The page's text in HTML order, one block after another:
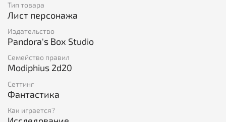
Доктор МакКой (по прозвищу Боунс)
Лейтенант Ухура
Лейтенант Сулу
Энсин Чехов
Сестра Кристина Чапел
самого U.S.S. Enterprise NCC 1701!
Тип товара
Лист персонажа
Издательство
Pandora's Box Studio
Семейство правил
Modiphius 2d20
Сеттинг
Фантастика
Как играется?